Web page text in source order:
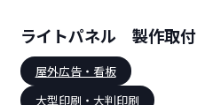
ライトパネル 製作取付
屋外広告・看板
大型印刷・大判印刷